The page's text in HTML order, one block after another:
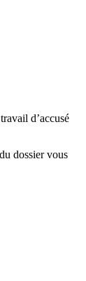
d’accusé
dossier vous